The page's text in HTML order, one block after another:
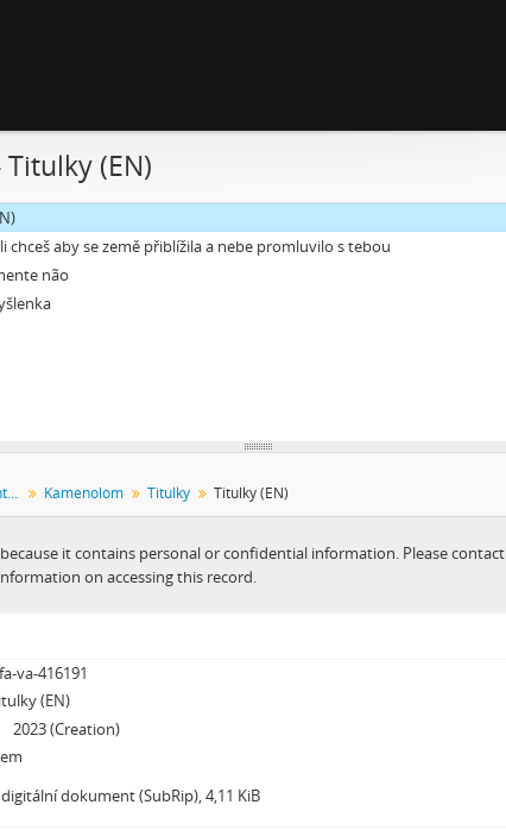
(EN)
Curiosity
chceš aby se země přiblížila a nebe promluvilo s tebou
não
růstový jev
(I’m Doing Great)
Festivalové soutěžní výběry experimentálního filmu a videoartu Kamenolom Titulky Titulky (EN)
it contains personal or confidential information. Please contact
on accessing this record.
va-416191
(EN)
2023 (Creation)
dokument (SubRip), 4,11 KiB